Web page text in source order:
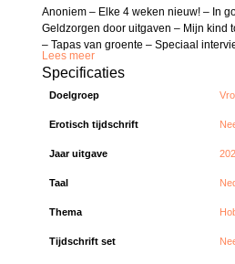
Anoniem – Elke 4 weken nieuw! – In
Geldzorgen door uitgaven – Mijn kind
– Tapas van groente – Speciaal
Lees meer
Specificaties
Doelgroep
Erotisch tijdschrift
Jaar uitgave
Taal
Thema
Tijdschrift set